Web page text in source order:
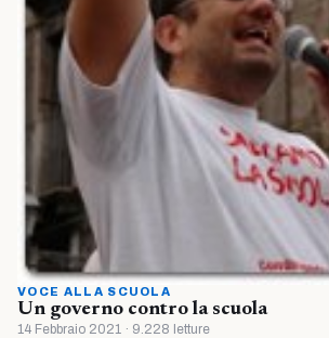
VOCE ALLA SCUOLA
Un governo contro la scuola
14 Febbraio 2021 · 9.228 letture